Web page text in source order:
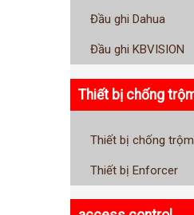
Đầu ghi Dahua
Đầu ghi KBVISION
Thiết bị chống
Thiết bị chống
Thiết bị Enforcer